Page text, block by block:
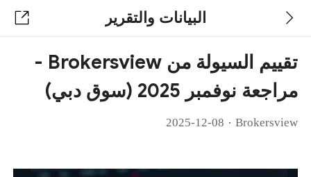
البيانات والتقرير
تقييم السيولة من Brokersview -
مراجعة نوفمبر 2025 (سوق دبي)
Brokersview
·
2025-12-08